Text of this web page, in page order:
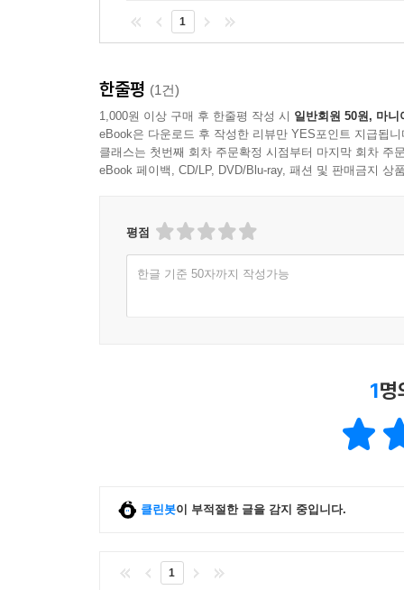
음악 이야기에 빠져들다 보면 어느새 인간, 시
황홀하게 펼쳐진다. 『나의 서양미술 순례』 이후
1
한줄평 (1건)
1,000원 이상 구매 후 한줄평 작성 시 일반회원 50원, 마니
eBook은 다운로드 후 작성한 리뷰만 YES포인트 지급됩니
클래스는 첫번째 회차 주문확정 시점부터 마지막 회차 주
eBook 페이백, CD/LP, DVD/Blu-ray, 패션 및 판매금지 상
평점
한글 기준 50자까지 작성가능
1명
클린봇이 부적절한 글을 감지 중입니다.
1